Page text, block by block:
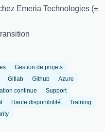
Emeria Technologies (±
Gestion de projets
Gitlab Github
Azure
continue
Support
Haute disponibilité
Training